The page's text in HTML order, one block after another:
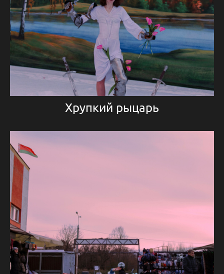
Хрупкий рыцарь